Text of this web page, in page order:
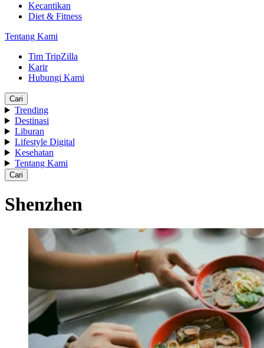
Kecantikan
Diet & Fitness
Tentang Kami
Tim TripZilla
Karir
Hubungi Kami
Cari
Trending
Destinasi
Liburan
Lifestyle Digital
Kesehatan
Tentang Kami
Cari
Shenzhen